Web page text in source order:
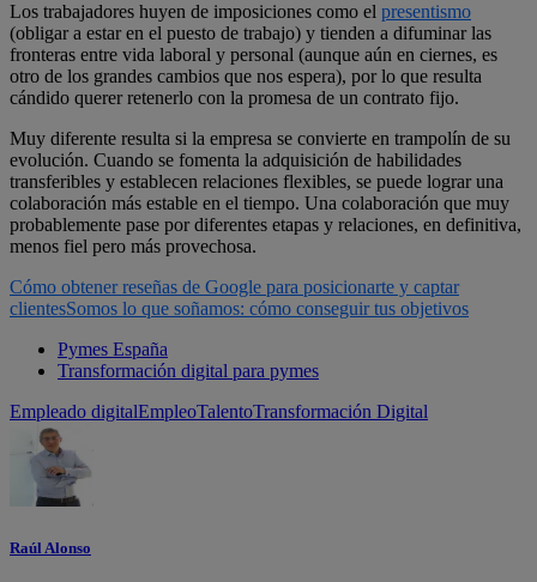
Los trabajadores huyen de imposiciones como el presentismo
(obligar a estar en el puesto de trabajo) y tienden a difuminar las
fronteras entre vida laboral y personal (aunque aún en ciernes, es
otro de los grandes cambios que nos espera), por lo que resulta
cándido querer retenerlo con la promesa de un contrato fijo.
Muy diferente resulta si la empresa se convierte en trampolín de su
evolución. Cuando se fomenta la adquisición de habilidades
transferibles y establecen relaciones flexibles, se puede lograr una
colaboración más estable en el tiempo. Una colaboración que muy
probablemente pase por diferentes etapas y relaciones, en definitiva,
menos fiel pero más provechosa.
Cómo obtener reseñas de Google para posicionarte y captar
clientesSomos lo que soñamos: cómo conseguir tus objetivos
Pymes España
Transformación digital para pymes
Empleado digitalEmpleoTalentoTransformación Digital
Raúl Alonso